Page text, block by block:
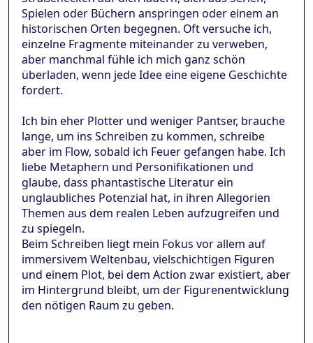
Spielen oder Büchern anspringen oder einem an
historischen Orten begegnen. Oft versuche ich,
einzelne Fragmente miteinander zu verweben,
aber manchmal fühle ich mich ganz schön
überladen, wenn jede Idee eine eigene Geschichte
fordert.
Ich bin eher Plotter und weniger Pantser, brauche
lange, um ins Schreiben zu kommen, schreibe
aber im Flow, sobald ich Feuer gefangen habe. Ich
liebe Metaphern und Personifikationen und
glaube, dass phantastische Literatur ein
unglaubliches Potenzial hat, in ihren Allegorien
Themen aus dem realen Leben aufzugreifen und
zu spiegeln.
Beim Schreiben liegt mein Fokus vor allem auf
immersivem Weltenbau, vielschichtigen Figuren
und einem Plot, bei dem Action zwar existiert, aber
im Hintergrund bleibt, um der Figurenentwicklung
den nötigen Raum zu geben.